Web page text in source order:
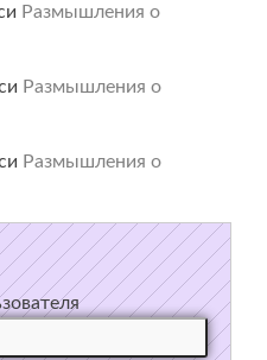
Размышления о
Размышления о
Размышления о